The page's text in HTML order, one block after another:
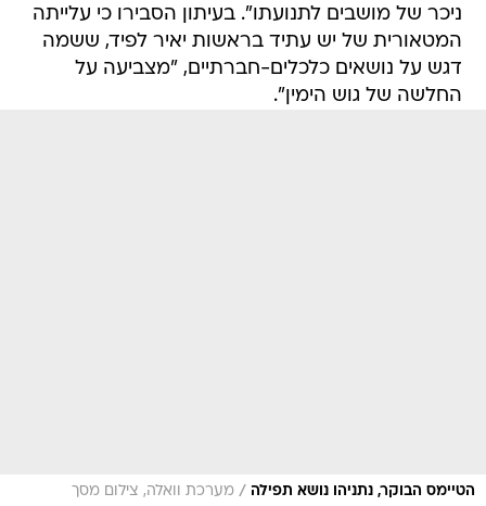
ניכר של מושבים לתנועתו". בעיתון הסבירו כי עלייתה
המטאורית של יש עתיד בראשות יאיר לפיד, ששמה
דגש על נושאים כלכלים-חברתיים, "מצביעה על
החלשה של גוש הימין".
הטיימס הבוקר, נתניהו נושא תפילה / מערכת וואלה, צילום מסך